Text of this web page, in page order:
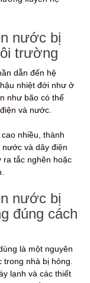
nước bị
trường
dẫn đến hệ
nhiệt đới như ở
như bão có thể
và nước.
nhiều, thành
và dây điện
ra tắc nghẽn hoặc
nước bị
đúng cách
là một nguyên
trong nhà bị hỏng.
lạnh và các thiết